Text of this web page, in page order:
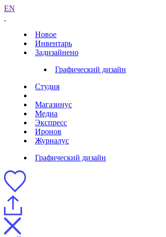
EN
Новое
Инвентарь
Задизайнено
Графический дизайн
Студия
Магазинус
Медиа
Экспресс
Иронов
Журналус
Графический дизайн